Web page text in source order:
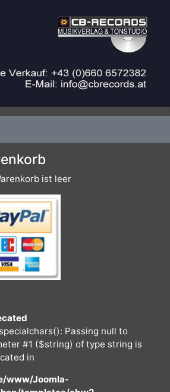
Warenkorb
Deprecated
: htmlspecialchars(): Passing null to
parameter #1 ($string) of type
deprecated in